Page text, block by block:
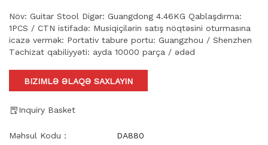
Növ: Guitar Stool Digər: Guangdong 4.46KG Qablaşdırma:
1PCS / CTN istifadə: Musiqiçilərin satış nöqtəsini oturmasına
icazə vermək: Portativ tabure portu: Guangzhou / Shenzhen
Təchizat qabiliyyəti: ayda 10000 parça / ədəd
BIZIMLƏ ƏLAQƏ SAXLAYIN
Inquiry Basket
Məhsul Kodu：
DA880